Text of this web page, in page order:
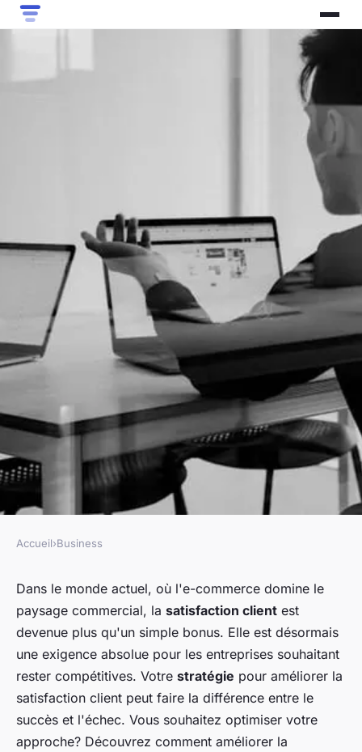
Quelles stratégies pour
améliorer la satisfaction client
dans une entreprise de
commerce électronique?
• 22 mai 2024
Accueil›Business
Dans le monde actuel, où l'e-commerce domine le
paysage commercial, la satisfaction client est
devenue plus qu'un simple bonus. Elle est désormais
une exigence absolue pour les entreprises souhaitant
rester compétitives. Votre stratégie pour améliorer la
satisfaction client peut faire la différence entre le
succès et l'échec. Vous souhaitez optimiser votre
approche? Découvrez comment améliorer la